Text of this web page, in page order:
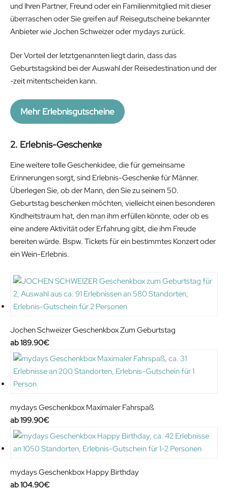
und Ihren Partner, Freund oder ein Familienmitglied mit dieser
überraschen oder Sie greifen auf Reisegutscheine bekannter
Anbieter wie Jochen Schweizer oder mydays zurück.
Der Vorteil der letztgenannten liegt darin, dass das
Geburtstagskind bei der Auswahl der Reisedestination und der
-zeit mitentscheiden kann.
Mehr Erlebnisgutscheine
2. Erlebnis-Geschenke
Eine weitere tolle Geschenkidee, die für gemeinsame
Erinnerungen sorgt, sind Erlebnis-Geschenke für Männer.
Überlegen Sie, ob der Mann, den Sie zu seinem 50.
Geburtstag beschenken möchten, vielleicht einen besonderen
Kindheitstraum hat, den man ihm erfüllen könnte, oder ob es
eine andere Aktivität oder Erfahrung gibt, die ihm Freude
bereiten würde. Bspw. Tickets für ein bestimmtes Konzert oder
ein Wein-Erlebnis.
Jochen Schweizer Geschenkbox Zum Geburtstag
189.90€
mydays Geschenkbox Maximaler Fahrspaß
199.90€
mydays Geschenkbox Happy Birthday
104.90€